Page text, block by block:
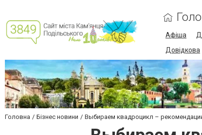
Афіша
Довідкова
Головна Бізнес новини Выбираем квадроцикл –